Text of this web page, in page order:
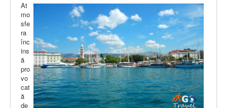
At
mo
sfe
ra
înc
ins
ă
pro
vo
cat
ă
de